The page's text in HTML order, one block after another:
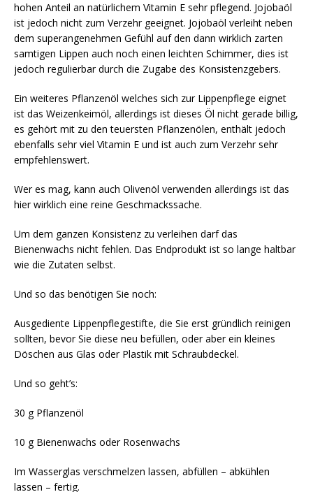
hohen Anteil an natürlichem Vitamin E sehr pflegend. Jojobaöl
ist jedoch nicht zum Verzehr geeignet. Jojobaöl verleiht neben
dem superangenehmen Gefühl auf den dann wirklich zarten
samtigen Lippen auch noch einen leichten Schimmer, dies ist
jedoch regulierbar durch die Zugabe des Konsistenzgebers.
Ein weiteres Pflanzenöl welches sich zur Lippenpflege eignet
ist das Weizenkeimöl, allerdings ist dieses Öl nicht gerade billig,
es gehört mit zu den teuersten Pflanzenölen, enthält jedoch
ebenfalls sehr viel Vitamin E und ist auch zum Verzehr sehr
empfehlenswert.
Wer es mag, kann auch Olivenöl verwenden allerdings ist das
hier wirklich eine reine Geschmackssache.
Um dem ganzen Konsistenz zu verleihen darf das
Bienenwachs nicht fehlen. Das Endprodukt ist so lange haltbar
wie die Zutaten selbst.
Und so das benötigen Sie noch:
Ausgediente Lippenpflegestifte, die Sie erst gründlich reinigen
sollten, bevor Sie diese neu befüllen, oder aber ein kleines
Döschen aus Glas oder Plastik mit Schraubdeckel.
Und so geht’s:
30 g Pflanzenöl
10 g Bienenwachs oder Rosenwachs
Im Wasserglas verschmelzen lassen, abfüllen – abkühlen
lassen – fertig.